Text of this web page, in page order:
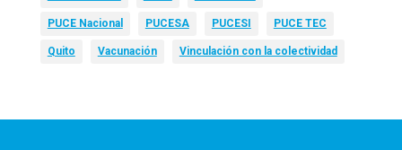
PUCE Nacional PUCESA PUCESI PUCE TEC
Quito Vacunación Vinculación con la colectividad